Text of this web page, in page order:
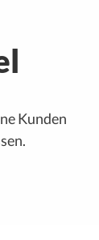
Kunden